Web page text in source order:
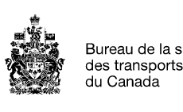
Sélection
de
la
langue